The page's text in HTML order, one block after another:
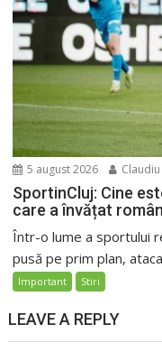
5 august 2026
SportinCluj: Cine
care a învățat
Într-o lume a sportului
pusă pe prim plan,
Important Stiri
LEAVE A REPLY